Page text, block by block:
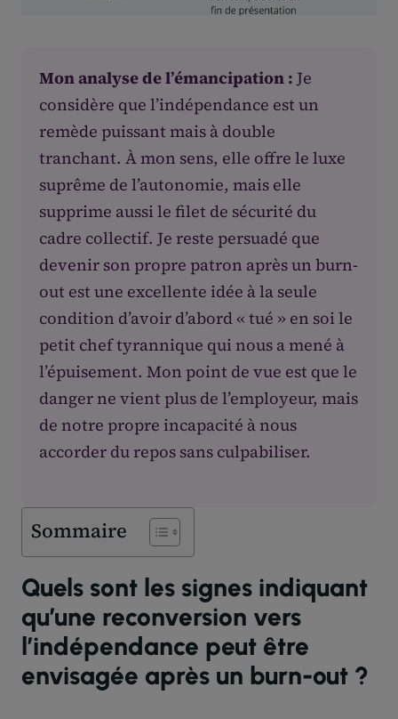
Mon analyse de l’émancipation : Je
considère que l’indépendance est un
remède puissant mais à double
tranchant. À mon sens, elle offre le luxe
suprême de l’autonomie, mais elle
supprime aussi le filet de sécurité du
cadre collectif. Je reste persuadé que
devenir son propre patron après un burn-
out est une excellente idée à la seule
condition d’avoir d’abord « tué » en soi le
petit chef tyrannique qui nous a mené à
l’épuisement. Mon point de vue est que le
danger ne vient plus de l’employeur, mais
de notre propre incapacité à nous
accorder du repos sans culpabiliser.
Sommaire
Quels sont les signes indiquant
qu’une reconversion vers
l’indépendance peut être
envisagée après un burn-out ?